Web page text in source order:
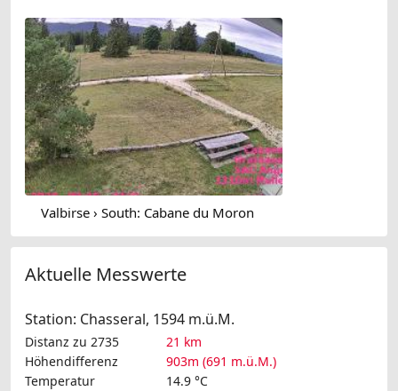
Valbirse › South: Cabane du Moron
Aktuelle Messwerte
Station: Chasseral, 1594 m.ü.M.
Distanz zu 2735
21 km
Höhendifferenz
903m (691 m.ü.M.)
Temperatur
14.9 °C